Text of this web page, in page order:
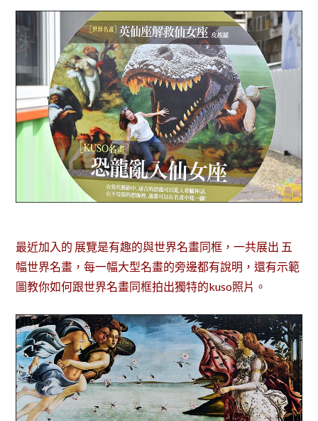
最近加入的 展覽是有趣的與世界名畫同框，一共展出 五
幅世界名畫，每一幅大型名畫的旁邊都有說明，還有示範
圖教你如何跟世界名畫同框拍出獨特的kuso照片。